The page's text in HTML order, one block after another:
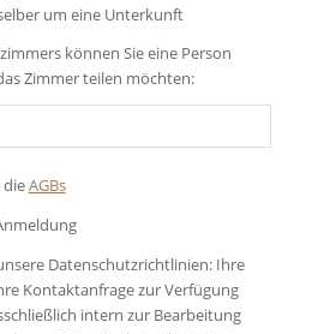
um eine Unterkunft
können Sie eine Person
Zimmer teilen möchten:
dieAGBs
Datenschutzrichtlinien: Ihre
Kontaktanfrage zur Verfügung
intern zur Bearbeitung